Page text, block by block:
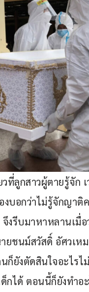
ลูกสาวผู้ตายรู้จัก
บอกว่าไม่รู้จักญา
งรีบมาหาหลานเ
ชนม์สวัสดิ์ อัศวเห
ยังตัดสินใจอะไรไ
ได้ ตอนนี้ก็ยังทำอ